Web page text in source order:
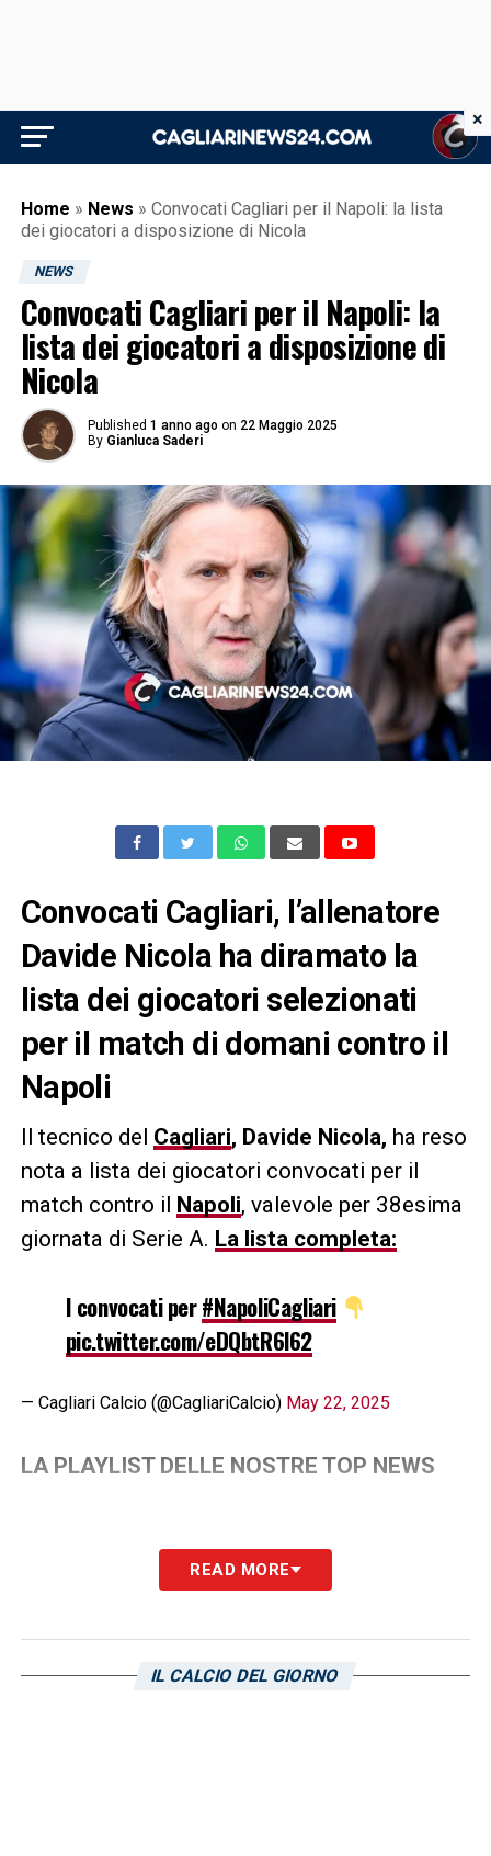
Home » News » Convocati Cagliari per il Napoli: la lista
dei giocatori a disposizione di Nicola
NEWS
Convocati Cagliari per il Napoli: la
lista dei giocatori a disposizione di
Nicola
Published 1 anno ago on 22 Maggio 2025
By Gianluca Saderi
Convocati Cagliari, l’allenatore
Davide Nicola ha diramato la
lista dei giocatori selezionati
per il match di domani contro il
Napoli
Il tecnico del Cagliari, Davide Nicola, ha reso
nota a lista dei giocatori convocati per il
match contro il Napoli, valevole per 38esima
giornata di Serie A. La lista completa:
I convocati per#NapoliCagliari
pic.twitter.com/eDQbtR6l62
— Cagliari Calcio (@CagliariCalcio) May 22, 2025
LA PLAYLIST DELLE NOSTRE TOP NEWS
READ MORE
IL CALCIO DEL GIORNO
×